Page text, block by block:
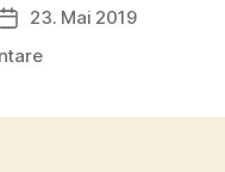
Veröffentlichungsdatum
23. Mai 2019
zu